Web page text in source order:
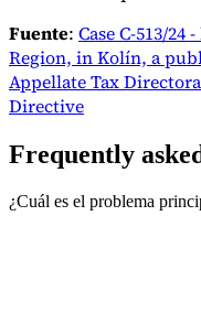
Fuente: Case C-513/
Region, in Kolín, a
Appellate Tax
Directive
Frequently
¿Cuál es el problema